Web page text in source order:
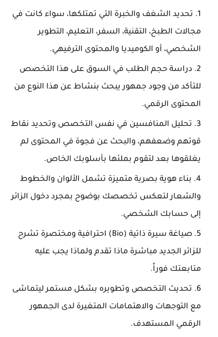
تحديد الشغف والخبرة التي تمتلكها، سواء كانت في
مجالات الطبخ، التقنية، السفر، التعليم، التطوير
الشخصي، أو الكوميديا والمحتوى الترفيهي.
دراسة حجم الطلب في السوق على هذا التخصص
للتأكد من وجود جمهور يبحث بنشاط عن هذا النوع من
المحتوى الرقمي.
تحليل المنافسين في نفس التخصص وتحديد نقاط
قوتهم وضعفهم، والبحث عن فجوة في المحتوى لم
يغلقوها بعد لتقوم بملئها بأسلوبك الخاص.
بناء هوية بصرية متميزة تشمل الألوان والخطوط
والشعار لتعكس تخصصك بوضوح بمجرد دخول الزائر
إلى حسابك الشخصي.
صياغة سيرة ذاتية (Bio) احترافية ومختصرة تشرح
للزائر الجديد مباشرة ماذا تقدم ولماذا يجب عليه
متابعتك فوراً.
تحديث التخصص وتطويره بشكل مستمر ليتماشى
مع التوجهات والاهتمامات المتغيرة لدى الجمهور
الرقمي المستهدف.